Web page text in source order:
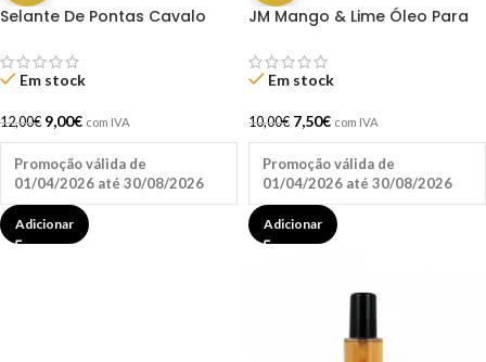
Selante De Pontas Cavalo
Em stock
12,00€ 9,00€ com IVA
Promoção válida de
01/04/2026 até 30/08/2026
Adicionar
JM Mango & Lime Óleo Para
Em stock
10,00€ 7,50€ com IVA
Promoção válida de
01/04/2026 até 30/08/2026
Adicionar